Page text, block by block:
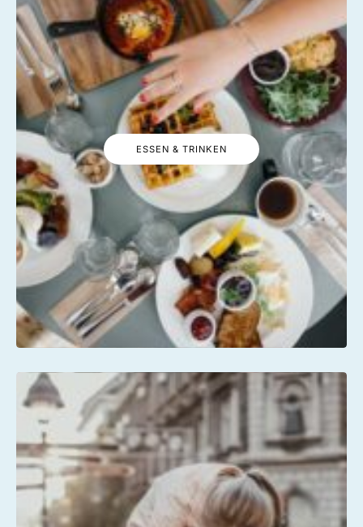
ESSEN & TRINKEN